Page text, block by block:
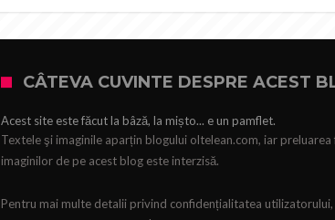
CÂTEVA CUVINTE DESPRE ACEST
Acest site este făcut la bâză, la mișto... e un pamflet.
Textele şi imaginile aparțin blogului oltelean.com, iar
imaginilor de pe acest blog este interzisă.
Pentru mai multe detalii privind confidențialitatea utilizatorului,